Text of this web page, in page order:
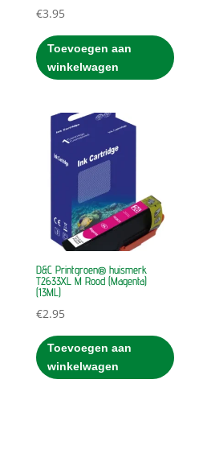
€3.95
Toevoegen aan
winkelwagen
D&C Printgroen® huismerk
T2633XL M Rood (Magenta)
(13ML)
€2.95
Toevoegen aan
winkelwagen